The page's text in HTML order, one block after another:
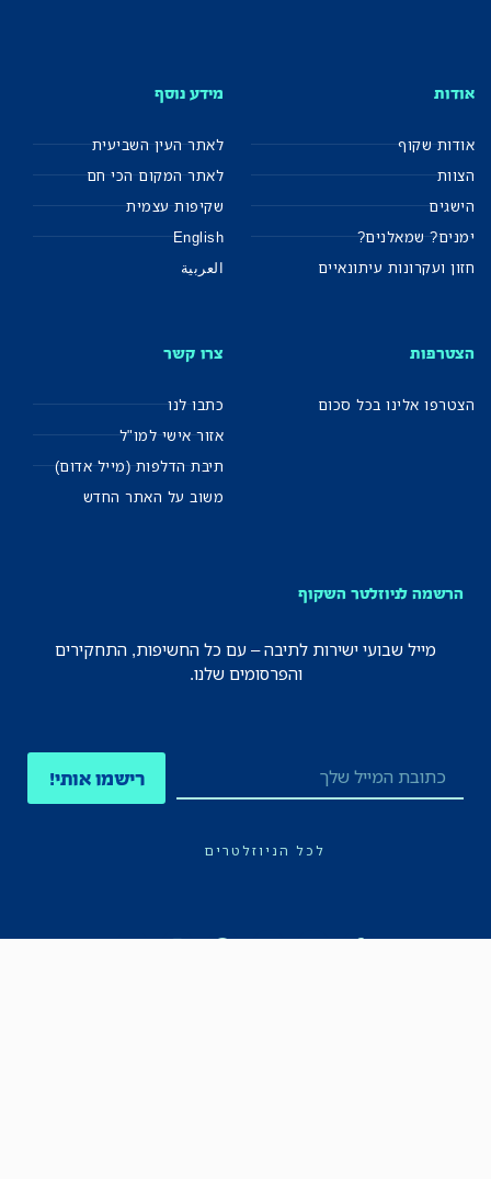
אודות
אודות שקוף
הצוות
הישגים
ימנים? שמאלנים?
חזון ועקרונות עיתונאיים
מידע נוסף
לאתר העין השביעית
לאתר המקום הכי חם
שקיפות עצמית
English
العربية
הצטרפות
הצטרפו אלינו בכל סכום
צרו קשר
כתבו לנו
אזור אישי למו"ל
תיבת הדלפות (מייל אדום)
משוב על האתר החדש
הרשמה לניוזלטר השקוף
מייל שבועי ישירות לתיבה – עם כל החשיפות, התחקירים
והפרסומים שלנו.
רישמו אותי!
לכל הניוזלטרים